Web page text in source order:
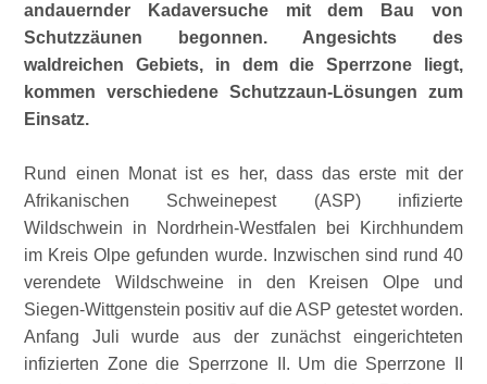
andauernder Kadaversuche mit dem Bau von
Schutzzäunen begonnen. Angesichts des
waldreichen Gebiets, in dem die Sperrzone liegt,
kommen verschiedene Schutzzaun-Lösungen zum
Einsatz.
Rund einen Monat ist es her, dass das erste mit der
Afrikanischen Schweinepest (ASP) infizierte
Wildschwein in Nordrhein-Westfalen bei Kirchhundem
im Kreis Olpe gefunden wurde. Inzwischen sind rund 40
verendete Wildschweine in den Kreisen Olpe und
Siegen-Wittgenstein positiv auf die ASP getestet worden.
Anfang Juli wurde aus der zunächst eingerichteten
infizierten Zone die Sperrzone II. Um die Sperrzone II